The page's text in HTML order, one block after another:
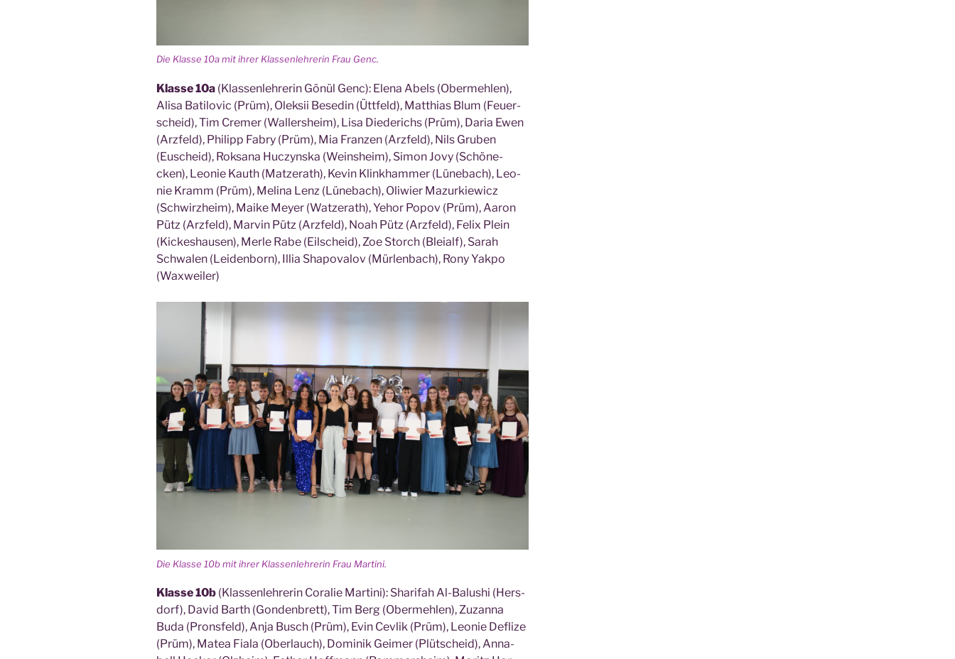
Die Klas­se 10a mit ihrer Klas­sen­leh­re­rin Frau Genc.
Klas­se 10a (Klas­sen­leh­re­rin Gönül Genc): Ele­na Abels (Ober­meh­len),
Ali­sa Bati­lo­vic (Prüm), Olek­sii Bese­din (Ütt­feld), Mat­thi­as Blum (Feu­er­
scheid), Tim Cremer (Wal­lers­heim), Lisa Diede­richs (Prüm), Daria Ewen
(Arz­feld), Phil­ipp Fabry (Prüm), Mia Fran­zen (Arz­feld), Nils Gru­ben
(Eusch­eid), Roksa­na Huc­zyns­ka (Weins­heim), Simon Jovy (Schöne­
cken), Leo­nie Kau­th (Mat­zer­ath), Kevin Klink­ham­mer (Lüne­bach), Leo­
nie Kramm (Prüm), Melina Lenz (Lüne­bach), Oli­wier Mazur­kie­wicz
(Schwirz­heim), Mai­ke Mey­er (Wat­zer­ath), Yehor Popov (Prüm), Aaron
Pütz (Arz­feld), Mar­vin Pütz (Arz­feld), Noah Pütz (Arz­feld), Felix Plein
(Kickes­hau­sen), Mer­le Rabe (Eil­scheid), Zoe Storch (Blei­alf), Sarah
Schwa­len (Lei­den­born), Illia Shap­ova­lov (Mür­len­bach), Rony Yak­po
(Wax­wei­ler)
Die Klas­se 10b mit ihrer Klas­sen­leh­re­rin Frau Martini.
Klas­se 10b (Klas­sen­leh­re­rin Cora­lie Mar­ti­ni): Sha­rifah Al-Balu­shi (Hers­
dorf), David Barth (Gon­den­brett), Tim Berg (Ober­meh­len), Zuzan­na
Buda (Pronsfeld), Anja Busch (Prüm), Evin Cev­lik (Prüm), Leo­nie Defli­ze
(Prüm), Matea Fia­la (Ober­lauch), Domi­nik Gei­mer (Plüt­scheid), Anna­